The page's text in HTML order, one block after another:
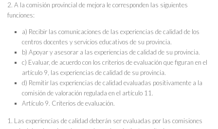
2. A la comisión provincial de mejora le corresponden las siguientes
funciones:
a) Recibir las comunicaciones de las experiencias de calidad de los
centros docentes y servicios educativos de su provincia.
b) Apoyar y asesorar a las experiencias de calidad de su provincia.
c) Evaluar, de acuerdo con los criterios de evaluación que figuran en el
artículo 9, las experiencias de calidad de su provincia.
d) Remitir las experiencias de calidad evaluadas positivamente a la
comisión de valoración regulada en el artículo 11.
Artículo 9. Criterios de evaluación.
1. Las experiencias de calidad deberán ser evaluadas por las comisiones